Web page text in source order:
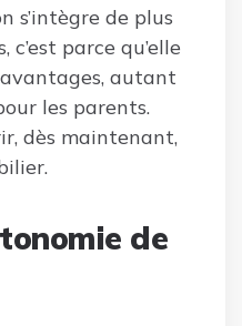
s’intègre de plus
parce qu’elle
autant
les parents.
dès maintenant,
de